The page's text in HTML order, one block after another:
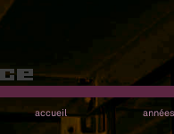
accueil années